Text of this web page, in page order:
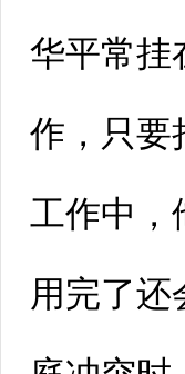
华平常挂
作，只要
工作中，
用完了还